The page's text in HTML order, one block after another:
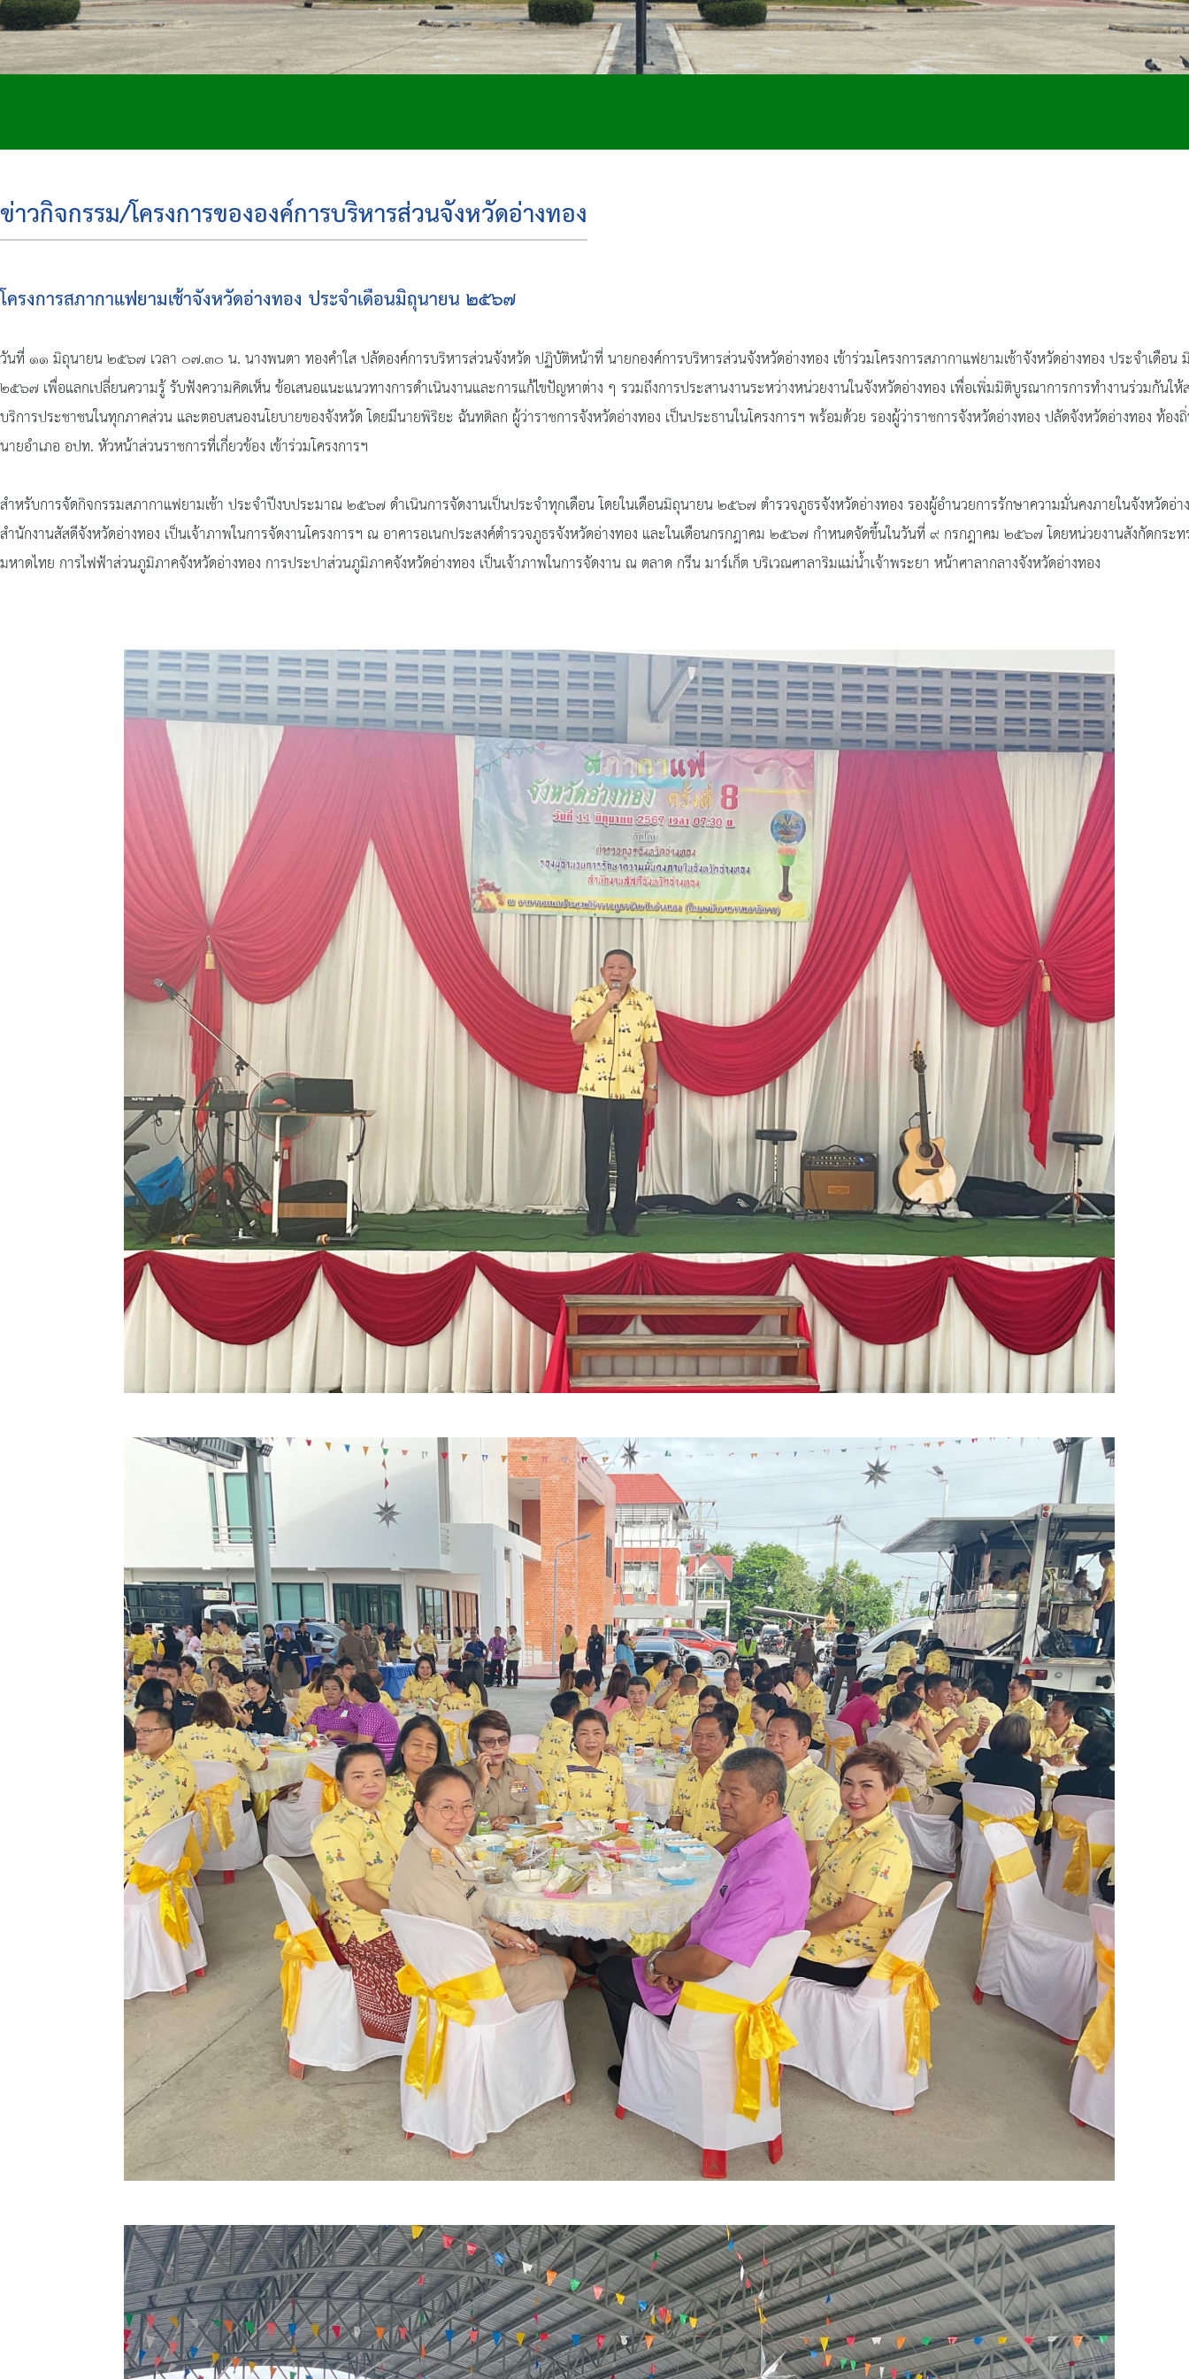
ข่าวกิจกรรม/โครงการขององค์การบริหารส่วนจังหวัดอ่างทอง
โครงการสภากาแฟยามเช้าจังหวัดอ่างทอง ประจำเดือนมิถุนายน ๒๕๖๗
วันที่ ๑๑ มิถุนายน ๒๕๖๗ เวลา ๐๗.๓๐ น. นางพนตา ทองคำใส ปลัดองค์การบริหารส่วนจังหวัด ปฏิบัติหน้าที่ นายกองค์การบริหารส่วนจังหวัดอ่างทอง เข้าร่วมโครงการสภากาแฟยามเช้าจังหวัดอ่างทอง ประจำเดือน
๒๕๖๗ เพื่อแลกเปลี่ยนความรู้ รับฟังความคิดเห็น ข้อเสนอแนะแนวทางการดำเนินงานและการแก้ไขปัญหาต่าง ๆ รวมถึงการประสานงานระหว่างหน่วยงานในจังหวัดอ่างทอง เพื่อเพิ่มมิติบูรณาการการทำงานร่วมกันให้
บริการประชาชนในทุกภาคส่วน และตอบสนองนโยบายของจังหวัด โดยมีนายพิริยะ ฉันทดิลก ผู้ว่าราชการจังหวัดอ่างทอง เป็นประธานในโครงการฯ พร้อมด้วย รองผู้ว่าราชการจังหวัดอ่างทอง ปลัดจังหวัดอ่างทอง ท้อง
นายอำเภอ อปท. หัวหน้าส่วนราชการที่เกี่ยวข้อง เข้าร่วมโครงการฯ
สำหรับการจัดกิจกรรมสภากาแฟยามเช้า ประจำปีงบประมาณ ๒๕๖๗ ดำเนินการจัดงานเป็นประจำทุกเดือน โดยในเดือนมิถุนายน ๒๕๖๗ ตำรวจภูธรจังหวัดอ่างทอง รองผู้อำนวยการรักษาความมั่นคงภายในจังหวัดอ่า
สำนักงานสัสดีจังหวัดอ่างทอง เป็นเจ้าภาพในการจัดงานโครงการฯ ณ อาคารอเนกประสงค์ตำรวจภูธรจังหวัดอ่างทอง และในเดือนกรกฎาคม ๒๕๖๗ กำหนดจัดขึ้นในวันที่ ๙ กรกฎาคม ๒๕๖๗ โดยหน่วยงานสังกัดกระท
มหาดไทย การไฟฟ้าส่วนภูมิภาคจังหวัดอ่างทอง การประปาส่วนภูมิภาคจังหวัดอ่างทอง เป็นเจ้าภาพในการจัดงาน ณ ตลาด กรีน มาร์เก็ต บริเวณศาลาริมแม่น้ำเจ้าพระยา หน้าศาลากลางจังหวัดอ่างทอง